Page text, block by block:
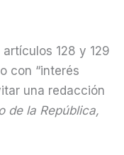
128 y 129
con “interés
una redacción
de la República,